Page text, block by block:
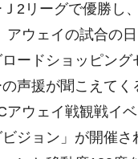
2リーグで優勝し
アウェイの試合の
ードショッピング
声援が聞こえてく
アウェイ戦観戦イ
ジョン」が開催さ